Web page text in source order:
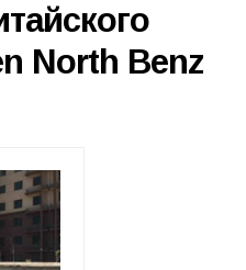
North Benz